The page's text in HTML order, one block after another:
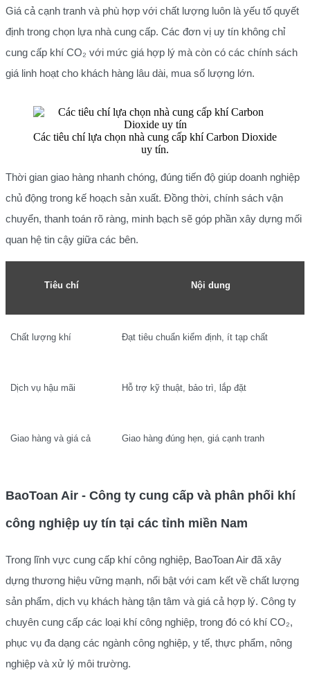
Giá cả cạnh tranh và phù hợp với chất lượng luôn là yếu tố quyết
định trong chọn lựa nhà cung cấp. Các đơn vị uy tín không chỉ
cung cấp khí CO₂ với mức giá hợp lý mà còn có các chính sách
giá linh hoạt cho khách hàng lâu dài, mua số lượng lớn.
Các tiêu chí lựa chọn nhà cung cấp khí Carbon Dioxide
uy tín.
Thời gian giao hàng nhanh chóng, đúng tiến độ giúp doanh nghiệp
chủ động trong kế hoạch sản xuất. Đồng thời, chính sách vận
chuyển, thanh toán rõ ràng, minh bạch sẽ góp phần xây dựng mối
quan hệ tin cậy giữa các bên.
Tiêu chí Nội dung
Chất lượng khí Đạt tiêu chuẩn kiểm định, ít tạp chất
Dịch vụ hậu mãi Hỗ trợ kỹ thuật, bảo trì, lắp đặt
Giao hàng và giá cả Giao hàng đúng hẹn, giá cạnh tranh
BaoToan Air - Công ty cung cấp và phân phối khí
công nghiệp uy tín tại các tỉnh miền Nam
Trong lĩnh vực cung cấp khí công nghiệp, BaoToan Air đã xây
dựng thương hiệu vững mạnh, nổi bật với cam kết về chất lượng
sản phẩm, dịch vụ khách hàng tận tâm và giá cả hợp lý. Công ty
chuyên cung cấp các loại khí công nghiệp, trong đó có khí CO₂,
phục vụ đa dạng các ngành công nghiệp, y tế, thực phẩm, nông
nghiệp và xử lý môi trường.